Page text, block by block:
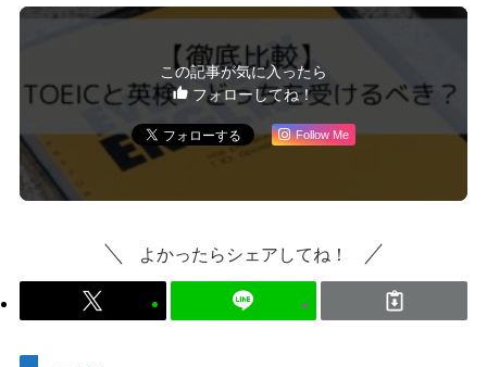
この記事が気に入ったら
フォローしてね！
Follow Me
よかったらシェアしてね！